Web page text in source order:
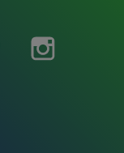
Pinterest